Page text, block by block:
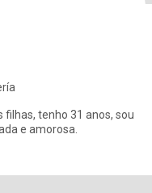
tenho 31 anos, sou
e amorosa.